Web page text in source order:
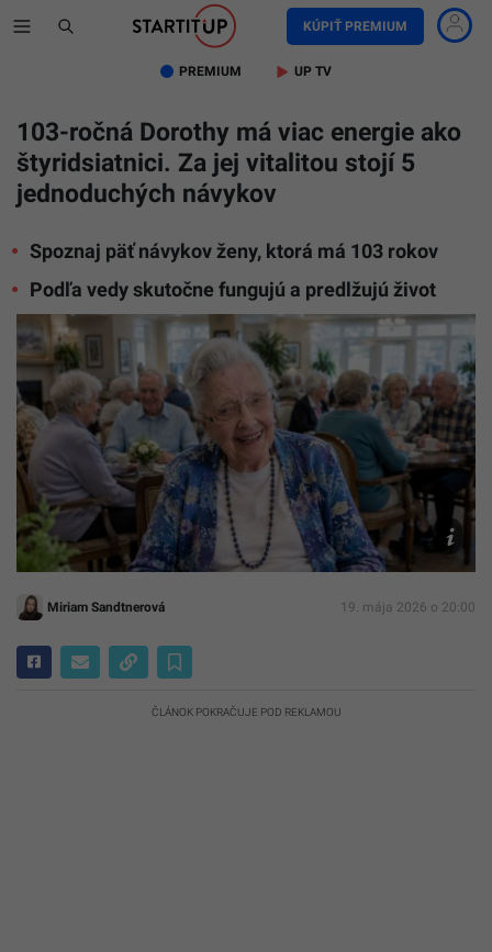
KÚPIŤ PREMIUM
PREMIUM UP TV
103-ročná Dorothy má viac energie ako
štyridsiatnici. Za jej vitalitou stojí 5
jednoduchých návykov
Spoznaj päť návykov ženy, ktorá má 103 rokov
Podľa vedy skutočne fungujú a predlžujú život
AI
Miriam Sandtnerová 19. mája 2026 o 20:00
ČLÁNOK POKRAČUJE POD REKLAMOU